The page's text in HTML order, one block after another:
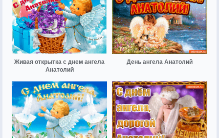
Живая открытка с днем ангела
Анатолий
День ангела Анатолий